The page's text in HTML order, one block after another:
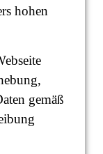
hohen
gemäß